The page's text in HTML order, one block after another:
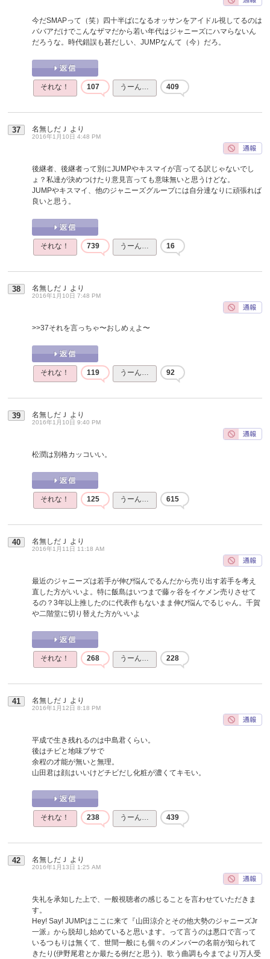
今だSMAPって（笑）四十半ばになるオッサンをアイドル視してるのは
ババアだけでこんなザマだから若い年代はジャニーズにハマらないん
だろうな。時代錯誤も甚だしい、JUMPなんて（今）だろ。
それな！ 107 うーん… 409
37 名無しだＪ より
2016年1月10日 4:48 PM
後継者、後継者って別にJUMPやキスマイが言ってる訳じゃないでし
ょ？私達が決めつけたり意見言っても意味無いと思うけどな。
JUMPやキスマイ、他のジャニーズグループには自分達なりに頑張れば
良いと思う。
それな！ 739 うーん… 16
38 名無しだＪ より
2016年1月10日 7:48 PM
>>37それを言っちゃ〜おしめぇよ〜
それな！ 119 うーん… 92
39 名無しだＪ より
2016年1月10日 9:40 PM
松潤は別格カッコいい。
それな！ 125 うーん… 615
40 名無しだＪ より
2016年1月11日 11:18 AM
最近のジャニーズは若手が伸び悩んでるんだから売り出す若手を考え
直した方がいいよ。特に飯島はいつまで藤ヶ谷をイケメン売りさせて
るの？3年以上推したのに代表作もないまま伸び悩んでるじゃん。千賀
や二階堂に切り替えた方がいいよ
それな！ 268 うーん… 228
41 名無しだＪ より
2016年1月12日 8:18 PM
平成で生き残れるのは中島君くらい。
後はチビと地味ブサで
余程の才能が無いと無理。
山田君は顔はいいけどチビだし化粧が濃くてキモい。
それな！ 238 うーん… 439
42 名無しだＪ より
2016年1月13日 1:25 AM
失礼を承知した上で、一般視聴者の感じることを言わせていただきま
す。
Hey! Say! JUMPはここに来て『山田涼介とその他大勢のジャニーズJr
一派』から脱却し始めていると思います。って言うのは悪口で言って
いるつもりは無くて、世間一般にも個々のメンバーの名前が知られて
きたり(伊野尾君とか最たる例だと思う)、歌う曲調も今までより万人受